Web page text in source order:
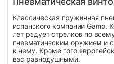
Классическая пружинная
испанского компании Gamo.
лет радует стрелков по
пневматическим оружием и
к нему. Кроме того
вас равнодушными.